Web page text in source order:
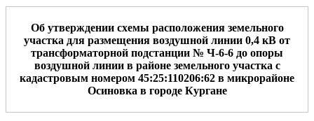
Об утверждении схемы расположения земельного
участка для размещения воздушной линии 0,4 кВ от
трансформаторной подстанции № Ч-6-6 до опоры
воздушной линии в районе земельного участка с
кадастровым номером 45:25:110206:62 в микрорайоне
Осиновка в городе Кургане